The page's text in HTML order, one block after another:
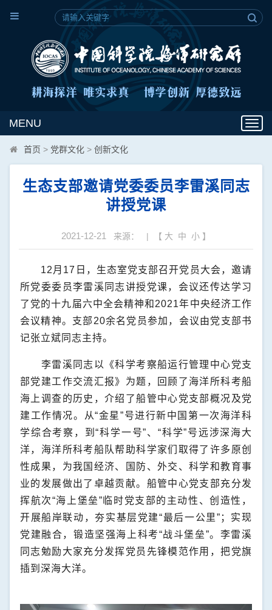
MENU
首页 > 党群文化 > 创新文化
生态支部邀请党委委员李雷溪同志
讲授党课
2021-12-21 来源： | 【 大 中 小 】
12 月 17 日，生态室党支部召开党员大会，邀请
所党委委员李雷溪同志讲授党课，会议还传达学习
了党的十九届六中全会精神和 2021年中央经济工作
会议精神。支部 20余名党员参加，会议由党支部书
记张立斌同志主持。
李雷溪同志以《科学考察船运行管理中心党支
部党建工作交流汇报》为题，回顾了海洋所科考船
海上调查的历史，介绍了船管中心党支部概况及党
建工作情况。从“金星”号进行新中国第一次海洋科
学综合考察，到“科学一号”、“科学”号远涉深海大
洋，海洋所科考船队帮助科学家们取得了许多原创
性成果，为我国经济、国防、外交、科学和教育事
业的发展做出了卓越贡献。船管中心党支部充分发
挥航次“海上堡垒”临时党支部的主动性、创造性，
开展船岸联动，夯实基层党建“最后一公里”；实现
党建融合，锻造坚强海上科考“战斗堡垒”。李雷溪
同志勉励大家充分发挥党员先锋模范作用，把党旗
插到深海大洋。